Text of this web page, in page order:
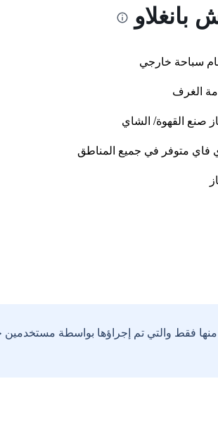
بانغلاو
سباحة خارجي
الغرف
صنع القهوة/ الشاي
فاي متوفر في جميع المناطق
فقط والتي تم إجراؤها بواسطة مستخدمين